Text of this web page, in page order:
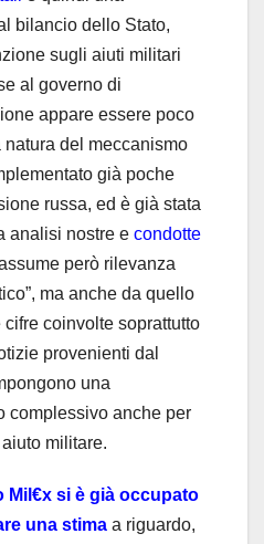
bilancio dello Stato,
sugli aiuti militari
al governo di
appare essere poco
del meccanismo
già poche
russa, ed è già stata
analisi nostre e condotte
però rilevanza
ma anche da quello
coinvolte soprattutto
provenienti dal
una
complessivo anche per
aiuto militare.
Mil€x si è già occupato
una stima a riguardo,